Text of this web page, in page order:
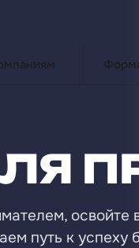
освойте
путь к успеху